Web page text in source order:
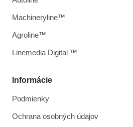
Informácie
Podmienky
Ochrana osobných údajov
Machineryline™
Agroline™
Linemedia Digital ™